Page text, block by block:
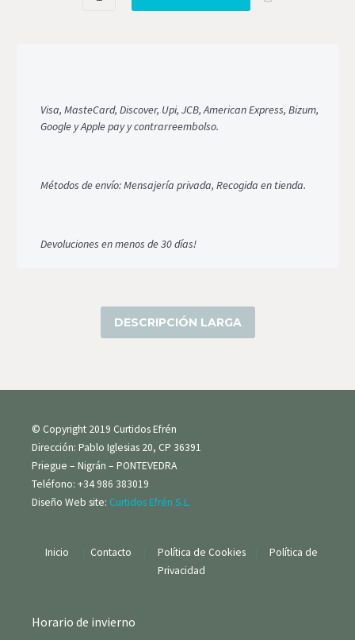
cantidad
Visa, MasteCard, Discover, Upi, JCB, American Express, Bizum,
Google y Apple pay y contrarreembolso.
Métodos de envío: Mensajería privada, Recogida en tienda.
Devoluciones en menos de 30 días!
DESCRIPCIÓN LARGA
© Copyright 2019 Curtidos Efrén
Dirección: Pablo Iglesias 20, CP 36391
Priegue – Nigrán – PONTEVEDRA
Teléfono: +34 986 383019
Diseño Web site: Curtidos Efrén S.L.
Inicio | Contacto | Política de Cookies |
Política de
Privacidad
Horario de invierno